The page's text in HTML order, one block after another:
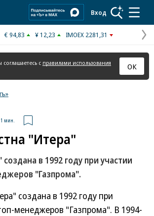
Вход
€ 94,83 ¥ 12,23 IMOEX 2281,31
соглашаетесь с правилами использования
ОК
1 мин.
"Итера"
в 1992 году при участии
"Газпрома".
создана в 1992 году при
менеджеров "Газпрома". В 1994-